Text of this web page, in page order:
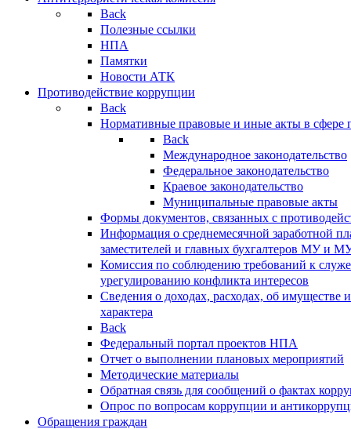
Back
Полезные ссылки
НПА
Памятки
Новости АТК
Противодействие коррупции
Back
Нормативные правовые и иные акты в сфере
Back
Международное законодательство
Федеральное законодательство
Краевое законодательство
Муниципальные правовые акты
Формы документов, связанных с
Информация о среднемесячной заработной
заместителей и главных бухгалтеров МУ и
Комиссия по соблюдению требований к
урегулированию конфликта интересов
Сведения о доходах, расходах, об имуществе
характера
Back
Федеральный портал проектов НПА
Отчет о выполнении плановых мероприятий
Методические материалы
Обратная связь для сообщений о фактах
Опрос по вопросам коррупции и
Обращения граждан